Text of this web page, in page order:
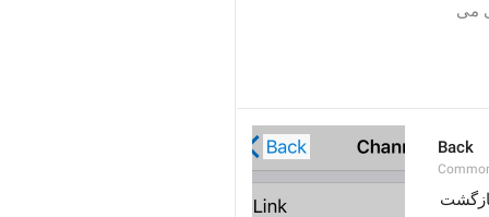
Back